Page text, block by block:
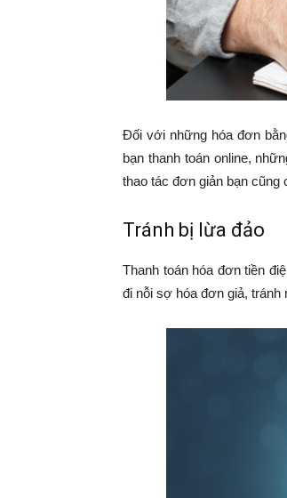
Đối với những hóa đơn
bạn thanh toán online,
thao tác đơn giản bạn cũng
Tránh bị lừa đảo
Thanh toán hóa đơn tiền
đi nỗi sợ hóa đơn giả, tránh